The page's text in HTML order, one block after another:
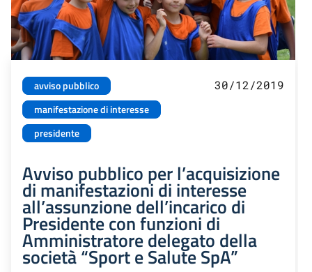
avviso pubblico
manifestazione di interesse
presidente
30/12/2019
Avviso pubblico per l’acquisizione
di manifestazioni di interesse
all’assunzione dell’incarico di
Presidente con funzioni di
Amministratore delegato della
società “Sport e Salute SpA”